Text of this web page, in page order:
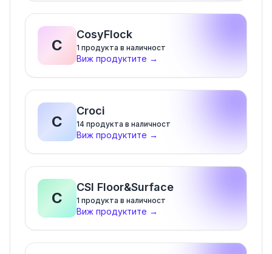
C
CosyFlock
1 продукта в наличност
Виж продуктите →
C
Croci
14 продукта в наличност
Виж продуктите →
C
CSI Floor&Surface
1 продукта в наличност
Виж продуктите →